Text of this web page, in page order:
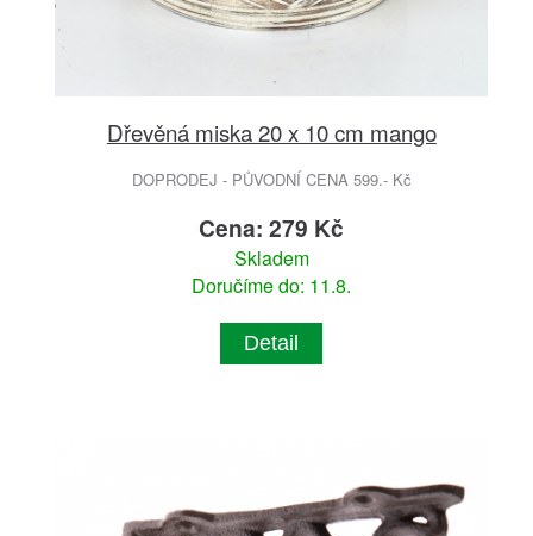
Dřevěná miska 20 x 10 cm mango
DOPRODEJ - PŮVODNÍ CENA 599.- Kč
Cena: 279 Kč
Skladem
Doručíme do: 11.8.
Detail